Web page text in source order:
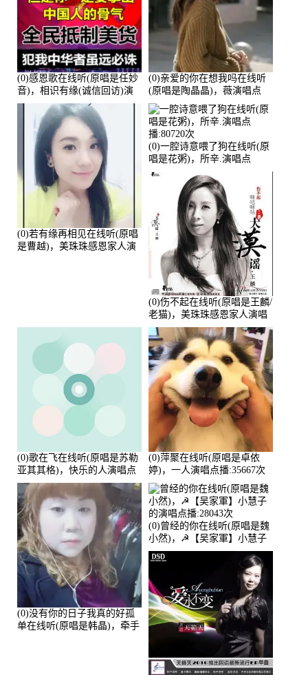
(0)感恩歌在线听(原唱是任妙
音)，相识有缘(诚信回访)演
唱点播:161288次
(0)亲爱的你在想我吗在线听
(原唱是陶晶晶)，薇演唱点
播:159722次
(0)若有缘再相见在线听(原唱
是曹越)，美珠珠感恩家人演
(0)一腔诗意喂了狗在线听(原
唱是花粥)，所辛.演唱点
播:80720次
(0)伤不起在线听(原唱是王麟/
老猫)，美珠珠感恩家人演唱
点播:80218次
(0)歌在飞在线听(原唱是苏勒
亚其其格)，快乐的人演唱点
播:36次
(0)萍聚在线听(原唱是卓依
婷)，一人演唱点播:35667次
(0)没有你的日子我真的好孤
单在线听(原唱是韩晶)，牵手
(0)曾经的你在线听(原唱是魏
小然)，☭【吴家軍】小慧子
的演唱点播:28043次